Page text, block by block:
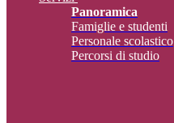
Panoramica
Famiglie e studenti
Personale scolastico
Percorsi di studio